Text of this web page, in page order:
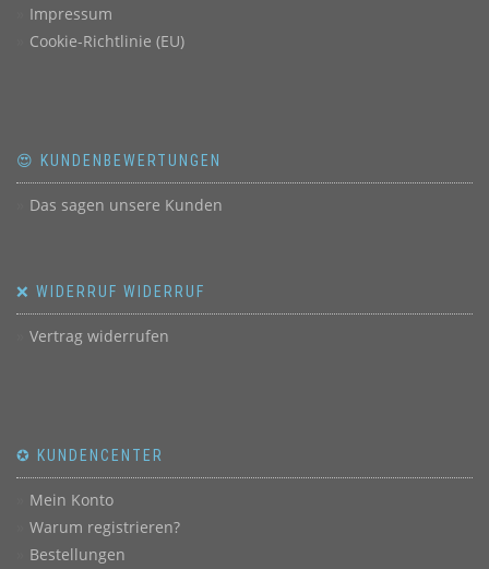
Impressum
Cookie-Richtlinie (EU)
😍 KUNDENBEWERTUNGEN
Das sagen unsere Kunden
❌ WIDERRUF WIDERRUF
Vertrag widerrufen
✪ KUNDENCENTER
Mein Konto
Warum registrieren?
Bestellungen